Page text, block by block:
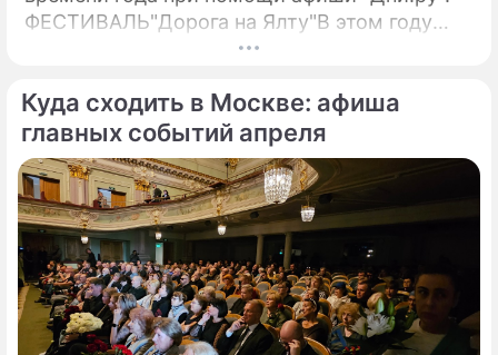
ФЕСТИВАЛЬ"Дорога на Ялту"В этом году
оргкомитет получил 172 заявки от
Куда сходить в Москве: афиша
главных событий апреля